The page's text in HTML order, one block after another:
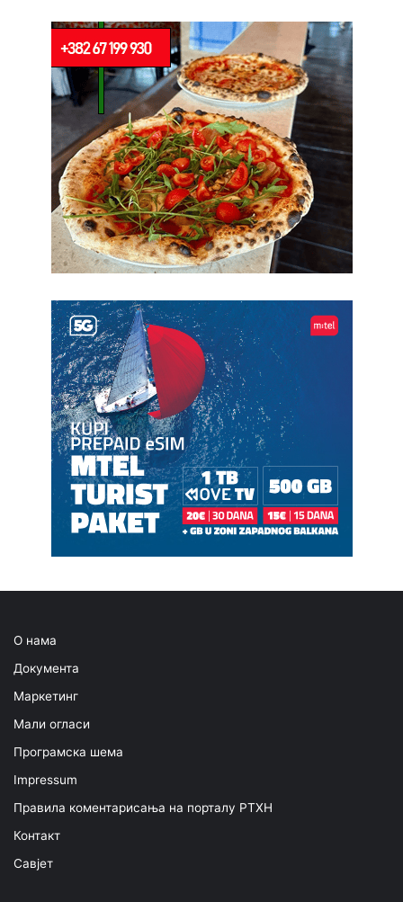
О нама
Документа
Маркетинг
Мали огласи
Програмска шема
Impressum
Правила коментарисања на порталу РТХН
Контакт
Савјет